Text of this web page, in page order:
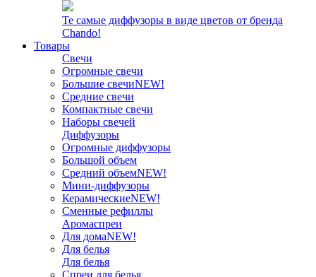
Те самые диффузоры в виде цветов от бренда
Chando!
Товары
Свечи
Огромные свечи
Большие свечиNEW!
Средние свечи
Компактные свечи
Наборы свечей
Диффузоры
Огромные диффузоры
Большой объем
Средний объемNEW!
Мини-диффузоры
КерамическиеNEW!
Сменные рефиллы
Аромаспреи
Для домаNEW!
Для белья
Для белья
Спреи для белья